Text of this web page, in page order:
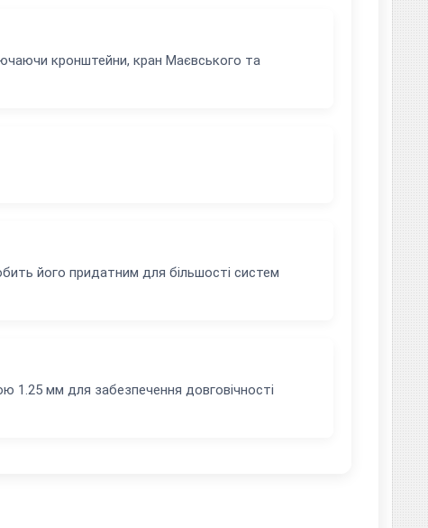
кронштейни, кран Маєвського та
його придатним для більшості систем
1.25 мм для забезпечення довговічності